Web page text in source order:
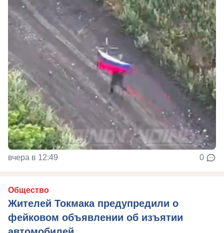
вчера в 12:49 0
Общество
Жителей Токмака предупредили о
фейковом объявлении об изъятии